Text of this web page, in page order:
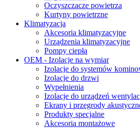
Oczyszczacze powietrza
Kurtyny powietrzne
Klimatyzacja
Akcesoria klimatyzacyjne
Urządzenia klimatyzacyjne
Pompy ciepła
OEM - Izolacje na wymiar
Izolacje do systemów
Izolacje do drzwi
Wypełnienia
Izolacje do urządzeń
Ekrany i przegrody
Produkty specjalne
Akcesoria montażowe